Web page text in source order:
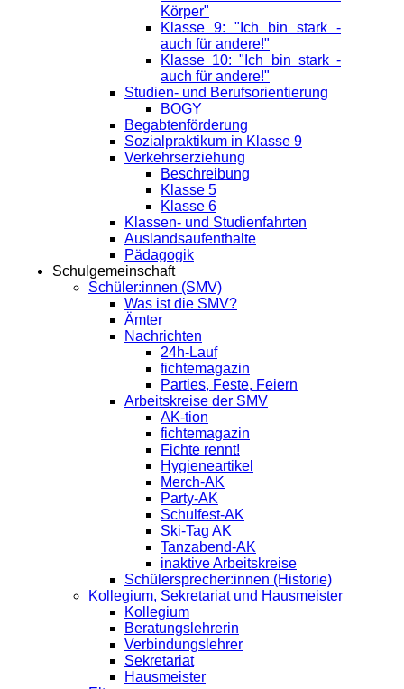
Körper"
Klasse 9: "Ich bin stark -
auch für andere!"
Klasse 10: "Ich bin stark -
auch für andere!"
Studien- und Berufsorientierung
BOGY
Begabtenförderung
Sozialpraktikum in Klasse 9
Verkehrserziehung
Beschreibung
Klasse 5
Klasse 6
Klassen- und Studienfahrten
Auslandsaufenthalte
Pädagogik
Schulgemeinschaft
Schüler:innen (SMV)
Was ist die SMV?
Ämter
Nachrichten
24h-Lauf
fichtemagazin
Parties, Feste, Feiern
Arbeitskreise der SMV
AK-tion
fichtemagazin
Fichte rennt!
Hygieneartikel
Merch-AK
Party-AK
Schulfest-AK
Ski-Tag AK
Tanzabend-AK
inaktive Arbeitskreise
Schülersprecher:innen (Historie)
Kollegium, Sekretariat und Hausmeister
Kollegium
Beratungslehrerin
Verbindungslehrer
Sekretariat
Hausmeister